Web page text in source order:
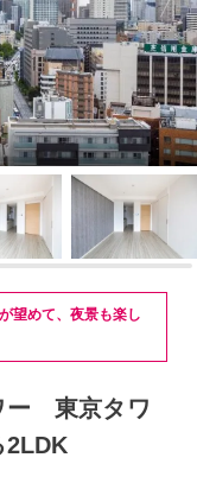
望めて、夜景も楽し
ー 東京タワ
2LDK